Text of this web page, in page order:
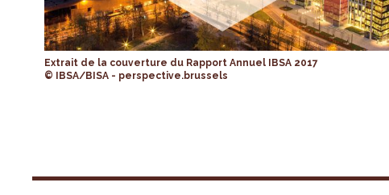
Extrait de la couverture du Rapport Annuel IBSA 2017
© IBSA/BISA - perspective.brussels